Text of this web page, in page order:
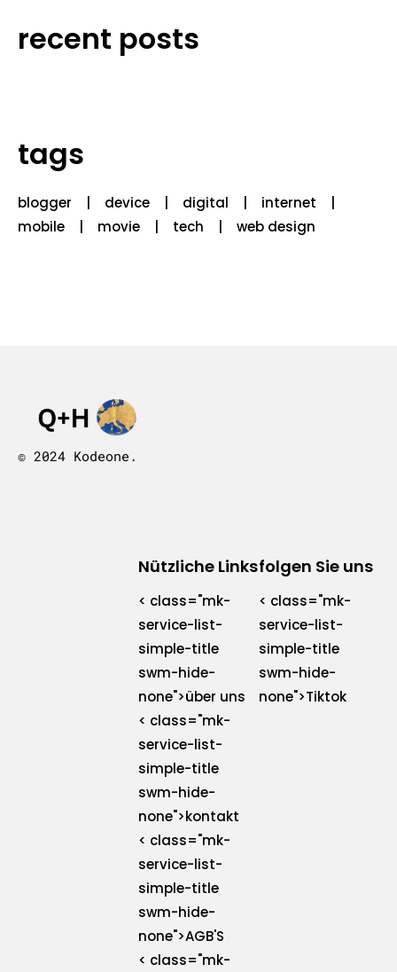
recent posts
tags
blogger device digital
internet
mobile
movie tech web design
© 2024 Kodeone.
Nützliche Links
< class="mk-
service-list-
simple-title
swm-hide-
none">über uns
< class="mk-
service-list-
simple-title
swm-hide-
none">kontakt
< class="mk-
service-list-
simple-title
swm-hide-
none">AGB'S
< class="mk-
folgen Sie uns
< class="mk-
service-list-
simple-title
swm-hide-
none">Tiktok